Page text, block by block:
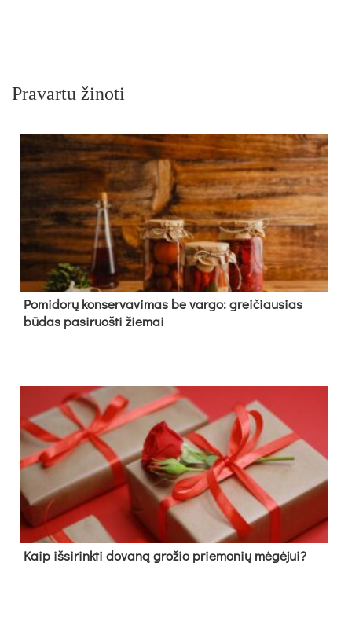
Pravartu žinoti
Pomidorų konservavimas be vargo: greičiausias
būdas pasiruošti žiemai
Kaip išsirinkti dovaną grožio priemonių mėgėjui?